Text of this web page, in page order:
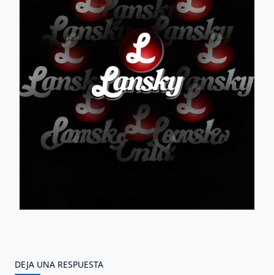
DEJA UNA RESPUESTA